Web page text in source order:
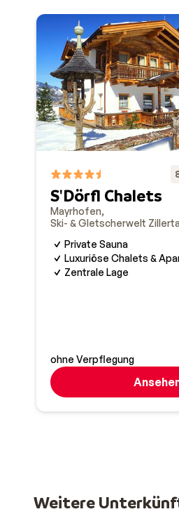
S'Dörfl Chalets
Mayrhofen
Ski- & Gletscherwelt
Private Sauna
Luxuriöse Chalets &
Zentrale Lage
ohne Verpflegung
Weitere